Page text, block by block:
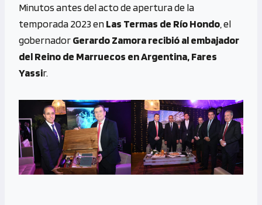
b
o
o
k
se
n
g
py
Li
n
gr
a
m
at
s
A
Minutos antes del acto de apertura de la
temporada 2023 enLas Termas de Río Hondo , el
gobernadorGerardo Zamora recibió al embajador
del Reino de Marruecos en Argentina, Fares
Yassir.